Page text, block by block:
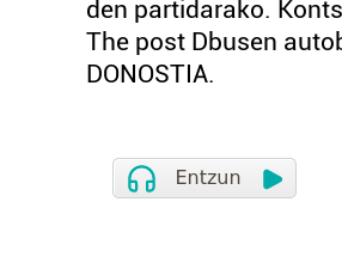
den partidarako.
The post Dbusen
DONOSTIA.